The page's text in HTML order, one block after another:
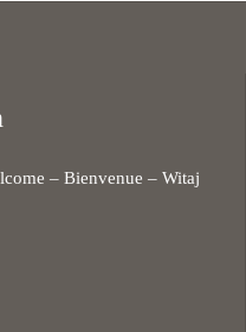
– Bienvenue – Witaj